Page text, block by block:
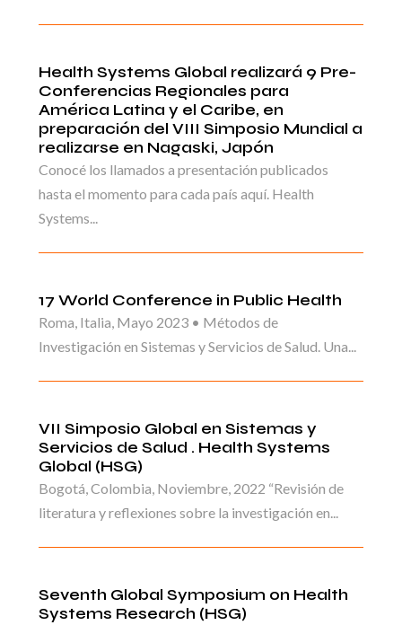
Health Systems Global realizará 9 Pre-
Conferencias Regionales para
América Latina y el Caribe, en
preparación del VIII Simposio Mundial a
realizarse en Nagaski, Japón
Conocé los llamados a presentación publicados
hasta el momento para cada país aquí. Health
Systems...
17 World Conference in Public Health
Roma, Italia, Mayo 2023 • Métodos de
Investigación en Sistemas y Servicios de Salud. Una...
VII Simposio Global en Sistemas y
Servicios de Salud . Health Systems
Global (HSG)
Bogotá, Colombia, Noviembre, 2022 “Revisión de
literatura y reflexiones sobre la investigación en...
Seventh Global Symposium on Health
Systems Research (HSG)